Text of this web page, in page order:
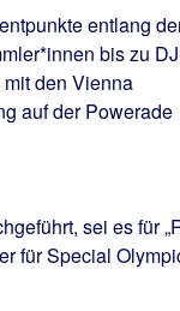
entlang
bis zu
den Vienna
auf der Powerade
sei es für
für Special